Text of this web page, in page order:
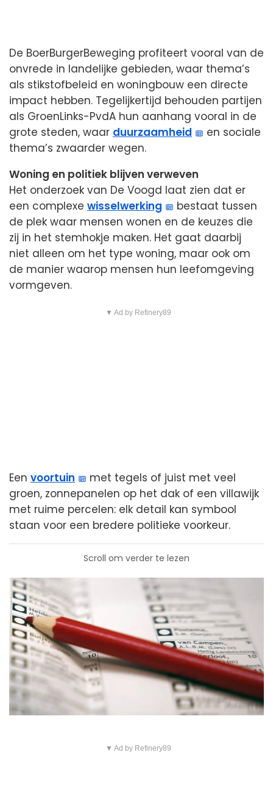
De BoerBurgerBeweging profiteert vooral van de
onvrede in landelijke gebieden, waar thema’s
als stikstofbeleid en woningbouw een directe
impact hebben. Tegelijkertijd behouden partijen
als GroenLinks-PvdA hun aanhang vooral in de
grote steden, waar duurzaamheid
en sociale
thema’s zwaarder wegen.
Woning en politiek blijven verweven
Het onderzoek van De Voogd laat zien dat er
een complexe wisselwerking
bestaat tussen
de plek waar mensen wonen en de keuzes die
zij in het stemhokje maken. Het gaat daarbij
niet alleen om het type woning, maar ook om
de manier waarop mensen hun leefomgeving
vormgeven.
▼ Ad by Refinery89
Een voortuin
met tegels of juist met veel
groen, zonnepanelen op het dak of een villawijk
met ruime percelen: elk detail kan symbool
staan voor een bredere politieke voorkeur.
Scroll om verder te lezen
▼ Ad by Refinery89